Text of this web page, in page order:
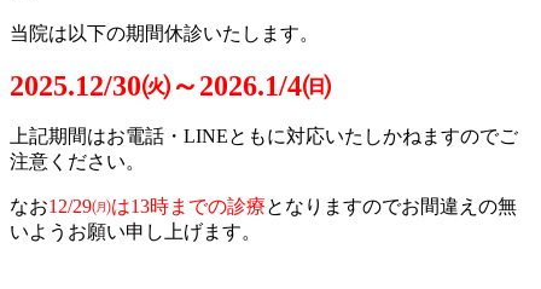
当院は以下の期間休診いたします。
2025.12/30㈫～2026.1/4㈰
上記期間はお電話・LINEともに対応いたしかねますのでご
注意ください。
なお12/29㈪は13時までの診療となりますのでお間違えの無
いようお願い申し上げます。